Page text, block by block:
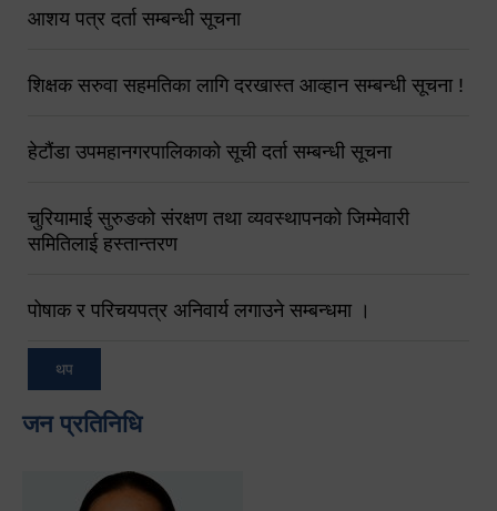
आशय पत्र दर्ता सम्बन्धी सूचना
शिक्षक सरुवा सहमतिका लागि दरखास्त आव्हान सम्बन्धी सूचना !
हेटौंडा उपमहानगरपालिकाको सूची दर्ता सम्बन्धी सूचना
चुरियामाई सुरुङको संरक्षण तथा व्यवस्थापनको जिम्मेवारी
समितिलाई हस्तान्तरण
पोषाक र परिचयपत्र अनिवार्य लगाउने सम्बन्धमा ।
थप
जन प्रतिनिधि